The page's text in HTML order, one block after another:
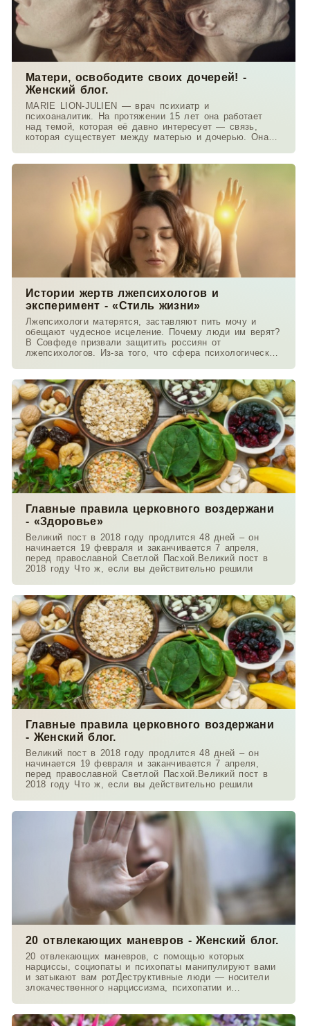
Матери, освободите своих дочерей! -
Женский блог.
MARIE LION-JULIEN — врач психиатр и
психоаналитик. На протяжении 15 лет она работает
над темой, которая её давно интересует — связь,
которая существует между матерью и дочерью. Она
Истории жертв лжепсихологов и
эксперимент - «Стиль жизни»
Лжепсихологи матерятся, заставляют пить мочу и
обещают чудесное исцеление. Почему люди им верят?
В Совфеде призвали защитить россиян от
лжепсихологов. Из-за того, что сфера психологической
Главные правила церковного воздержани
- «Здоровье»
Великий пост в 2018 году продлится 48 дней – он
начинается 19 февраля и заканчивается 7 апреля,
перед православной Светлой Пасхой.Великий пост в
2018 году Что ж, если вы действительно решили
Главные правила церковного воздержани
- Женский блог.
Великий пост в 2018 году продлится 48 дней – он
начинается 19 февраля и заканчивается 7 апреля,
перед православной Светлой Пасхой.Великий пост в
2018 году Что ж, если вы действительно решили
20 отвлекающих маневров - Женский блог.
20 отвлекающих маневров, с помощью которых
нарциссы, социопаты и психопаты манипулируют вами
и затыкают вам ротДеструктивные люди — носители
злокачественного нарциссизма, психопатии и